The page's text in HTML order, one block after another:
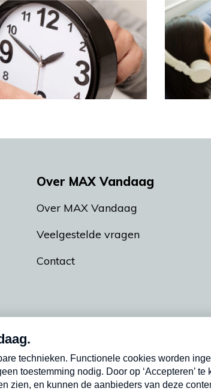
Over MAX Vandaag
Over MAX Vandaag
Veelgestelde vragen
Contact